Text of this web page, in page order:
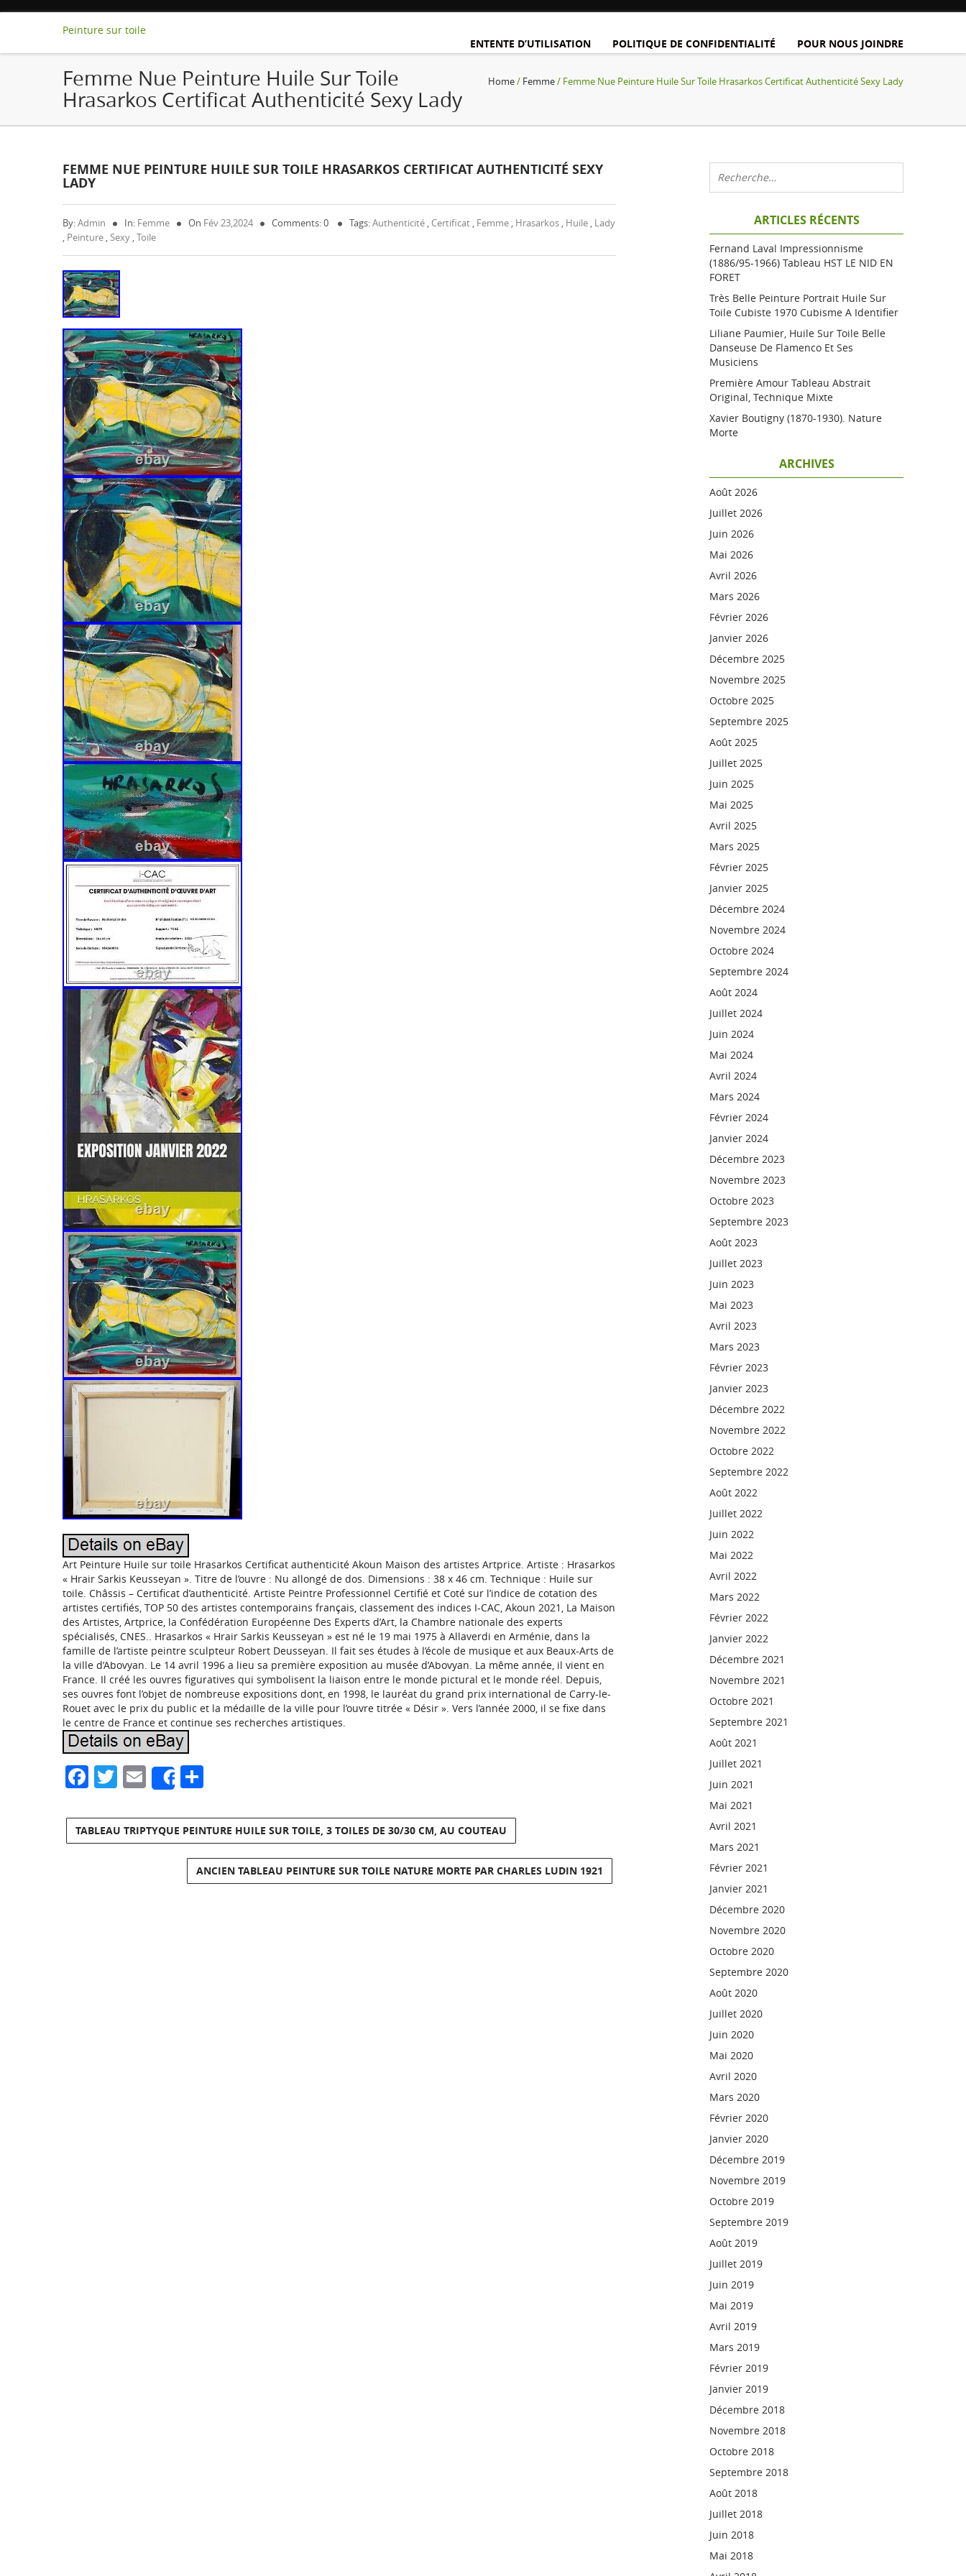
Peinture sur toile
ENTENTE D’UTILISATION
POLITIQUE DE CONFIDENTIALITÉ POUR NOUS JOINDRE
Femme Nue Peinture Huile Sur Toile
Hrasarkos Certificat Authenticité Sexy Lady
Home/ Femme/ Femme Nue Peinture Huile Sur Toile Hrasarkos Certificat Authenticité Sexy Lady
FEMME NUE PEINTURE HUILE SUR TOILE HRASARKOS CERTIFICAT AUTHENTICITÉ SEXY
LADY
By:Admin In: Femme On Fév 23,2024 Comments: 0 Tags:Authenticité , Certificat , Femme , Hrasarkos , Huile , Lady
, Peinture ,Sexy ,Toile
Art Peinture Huile sur toile Hrasarkos Certificat authenticité Akoun Maison des artistes Artprice. Artiste : Hrasarkos
« Hrair Sarkis Keusseyan ». Titre de l’ouvre : Nu allongé de dos. Dimensions : 38 x 46 cm. Technique : Huile sur
toile. Châssis – Certificat d’authenticité. Artiste Peintre Professionnel Certifié et Coté sur l’indice de cotation des
artistes certifiés, TOP 50 des artistes contemporains français, classement des indices I-CAC, Akoun 2021, La Maison
des Artistes, Artprice, la Confédération Européenne Des Experts d’Art, la Chambre nationale des experts
spécialisés, CNES.. Hrasarkos « Hrair Sarkis Keusseyan » est né le 19 mai 1975 à Allaverdi en Arménie, dans la
famille de l’artiste peintre sculpteur Robert Deusseyan. Il fait ses études à l’école de musique et aux Beaux-Arts de
la ville d’Abovyan. Le 14 avril 1996 a lieu sa première exposition au musée d’Abovyan. La même année, il vient en
France. Il créé les ouvres figuratives qui symbolisent la liaison entre le monde pictural et le monde réel. Depuis,
ses ouvres font l’objet de nombreuse expositions dont, en 1998, le lauréat du grand prix international de Carry-le-
Rouet avec le prix du public et la médaille de la ville pour l’ouvre titrée « Désir ». Vers l’année 2000, il se fixe dans
le centre de France et continue ses recherches artistiques.
Facebook
Twitter
Email
Share
TABLEAU TRIPTYQUE PEINTURE HUILE SUR TOILE, 3 TOILES DE 30/30 CM, AU COUTEAU
ANCIEN TABLEAU PEINTURE SUR TOILE NATURE MORTE PAR CHARLES LUDIN 1921
ARTICLES RÉCENTS
Fernand Laval Impressionnisme
(1886/95-1966) Tableau HST LE NID EN
FORET
Très Belle Peinture Portrait Huile Sur
Toile Cubiste 1970 Cubisme A Identifier
Liliane Paumier, Huile Sur Toile Belle
Danseuse De Flamenco Et Ses
Musiciens
Première Amour Tableau Abstrait
Original, Technique Mixte
Xavier Boutigny (1870-1930). Nature
Morte
ARCHIVES
Août 2026
Juillet 2026
Juin 2026
Mai 2026
Avril 2026
Mars 2026
Février 2026
Janvier 2026
Décembre 2025
Novembre 2025
Octobre 2025
Septembre 2025
Août 2025
Juillet 2025
Juin 2025
Mai 2025
Avril 2025
Mars 2025
Février 2025
Janvier 2025
Décembre 2024
Novembre 2024
Octobre 2024
Septembre 2024
Août 2024
Juillet 2024
Juin 2024
Mai 2024
Avril 2024
Mars 2024
Février 2024
Janvier 2024
Décembre 2023
Novembre 2023
Octobre 2023
Septembre 2023
Août 2023
Juillet 2023
Juin 2023
Mai 2023
Avril 2023
Mars 2023
Février 2023
Janvier 2023
Décembre 2022
Novembre 2022
Octobre 2022
Septembre 2022
Août 2022
Juillet 2022
Juin 2022
Mai 2022
Avril 2022
Mars 2022
Février 2022
Janvier 2022
Décembre 2021
Novembre 2021
Octobre 2021
Septembre 2021
Août 2021
Juillet 2021
Juin 2021
Mai 2021
Avril 2021
Mars 2021
Février 2021
Janvier 2021
Décembre 2020
Novembre 2020
Octobre 2020
Septembre 2020
Août 2020
Juillet 2020
Juin 2020
Mai 2020
Avril 2020
Mars 2020
Février 2020
Janvier 2020
Décembre 2019
Novembre 2019
Octobre 2019
Septembre 2019
Août 2019
Juillet 2019
Juin 2019
Mai 2019
Avril 2019
Mars 2019
Février 2019
Janvier 2019
Décembre 2018
Novembre 2018
Octobre 2018
Septembre 2018
Août 2018
Juillet 2018
Juin 2018
Mai 2018